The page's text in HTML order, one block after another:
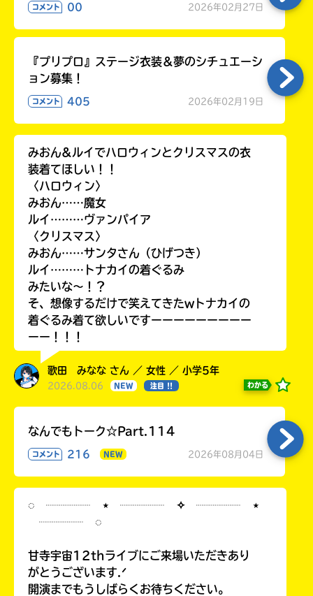
コメント 00 2026年02月27日
『プリプロ』ステージ衣装＆夢のシチュエーシ
ョン募集！
コメント 405 2026年02月19日
みおん&ルイでハロウィンとクリスマスの衣
装着てほしい！！
〈ハロウィン〉
みおん……魔女
ルイ………ヴァンパイア
〈クリスマス〉
みおん……サンタさん（ひげつき）
ルイ………トナカイの着ぐるみ
みたいな〜！？
そ、想像するだけで笑えてきたwトナカイの
着ぐるみ着て欲しいですーーーーーーーーー
ーー！！！
歌田 みなな さん ／ 女性 ／ 小学5年
2026.08.06 NEW 注目 !! わかる
なんでもトーク☆Part.114
コメント 216 NEW 2026年08月04日
◌ ┈┈┈┈ ⋆ ┈┈┈┈ ✧ ┈┈┈┈ ⋆
┈┈┈┈ ◌
甘寺宇宙12thライブにご来場いただきあり
がとうございます.ᐟ
開演までもうしばらくお待ちください。